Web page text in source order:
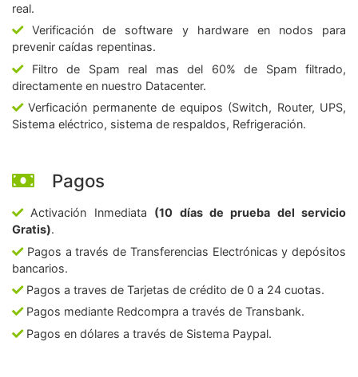
real.
Verificación de software y hardware en nodos para
prevenir caídas repentinas.
Filtro de Spam real mas del 60% de Spam filtrado,
directamente en nuestro Datacenter.
Verficación permanente de equipos (Switch, Router, UPS,
Sistema eléctrico, sistema de respaldos, Refrigeración.
Pagos
Activación Inmediata (10 días de prueba del servicio
Gratis).
Pagos a través de Transferencias Electrónicas y depósitos
bancarios.
Pagos a traves de Tarjetas de crédito de 0 a 24 cuotas.
Pagos mediante Redcompra a través de Transbank.
Pagos en dólares a través de Sistema Paypal.